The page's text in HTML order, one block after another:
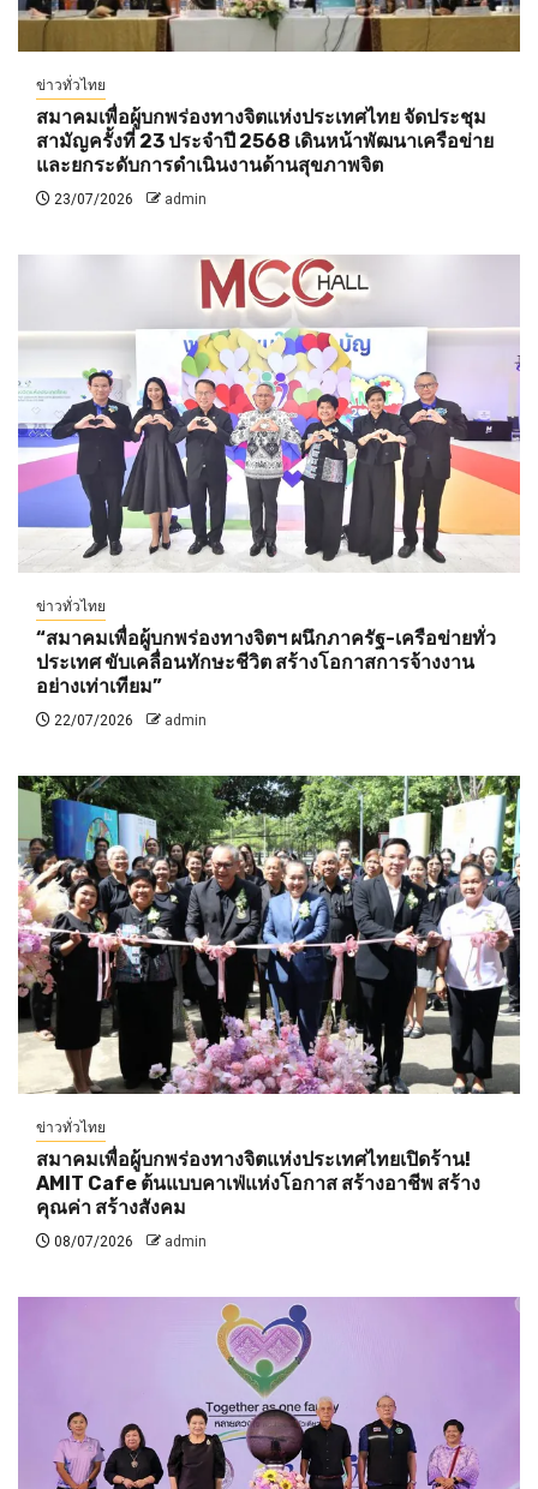
ข่าวทั่วไทย
สมาคมเพื่อผู้บกพร่องทางจิตแห่งประเทศไทย จัดประชุม
สามัญครั้งที่ 23 ประจำปี 2568 เดินหน้าพัฒนาเครือข่าย
และยกระดับการดำเนินงานด้านสุขภาพจิต
23/07/2026 admin
ข่าวทั่วไทย
“สมาคมเพื่อผู้บกพร่องทางจิตฯ ผนึกภาครัฐ-เครือข่ายทั่ว
ประเทศ ขับเคลื่อนทักษะชีวิต สร้างโอกาสการจ้างงาน
อย่างเท่าเทียม”
22/07/2026 admin
ข่าวทั่วไทย
สมาคมเพื่อผู้บกพร่องทางจิตแห่งประเทศไทยเปิดร้าน!
AMIT Cafe ต้นแบบคาเฟ่แห่งโอกาส สร้างอาชีพ สร้าง
คุณค่า สร้างสังคม
08/07/2026 admin